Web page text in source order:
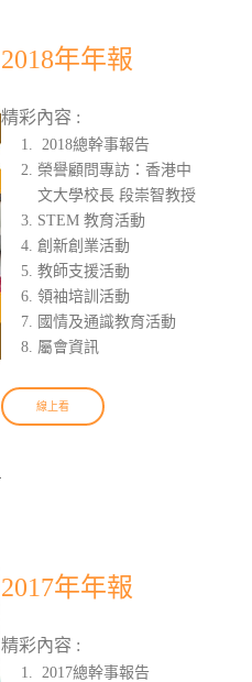
2018年年報
精彩內容 :
2018總幹事報告
榮譽顧問專訪：香港中
文大學校長 段崇智教授
STEM 教育活動
創新創業活動
教師支援活動
領袖培訓活動
國情及通識教育活動
屬會資訊
線上看
2017年年報
精彩內容 :
2017總幹事報告